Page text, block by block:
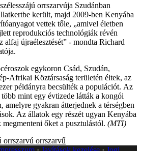
orrszarvúja Szudánban
került, majd 2009-ben Kenyába
vettek tőle, „amivel életben
reprodukciós technológiák révén
alfaj újraélesztését” - mondta Richard
egykoron Csád, Szudán,
Afrikai Köztársaság területén éltek, az
példányra becsülték a populációt. Az
mint egy évtizede látták a kongói
amelyre gyakran átterjednek a térségben
Az állatok egy részét ugyan Kenyába
őket a pusztulástól. (MTI)
orrszarvú orrszarvű